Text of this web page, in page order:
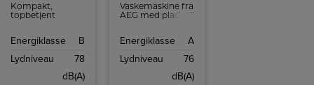
Kompakt,
topbetjent
40 cm bredde
kapacitet og op
Sense optimerer
Energiklasse
B
Lydniveau
78
dB(A)
Vaskemaskine fra
AEG med plads til
har ÖKOMix
driftsikker
Energiklasse
A
Lydniveau
76
dB(A)